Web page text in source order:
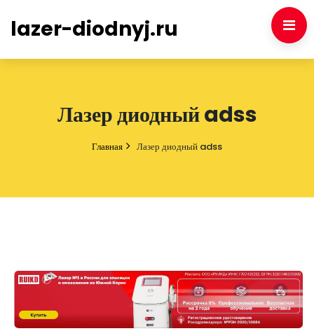
lazer-diodnyj.ru
Лазер диодный adss
Главная Лазер диодный adss